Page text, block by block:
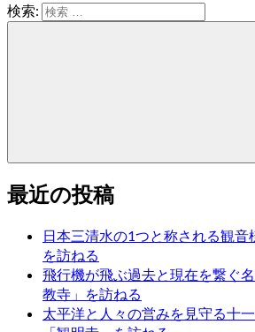
検索:
最近の投稿
日本三清水の1つと称される観音
を訪ねる
飛行機が飛ぶ過去と現在を繋ぐ
教寺」を訪ねる
太平洋と人々の営みを見守る十